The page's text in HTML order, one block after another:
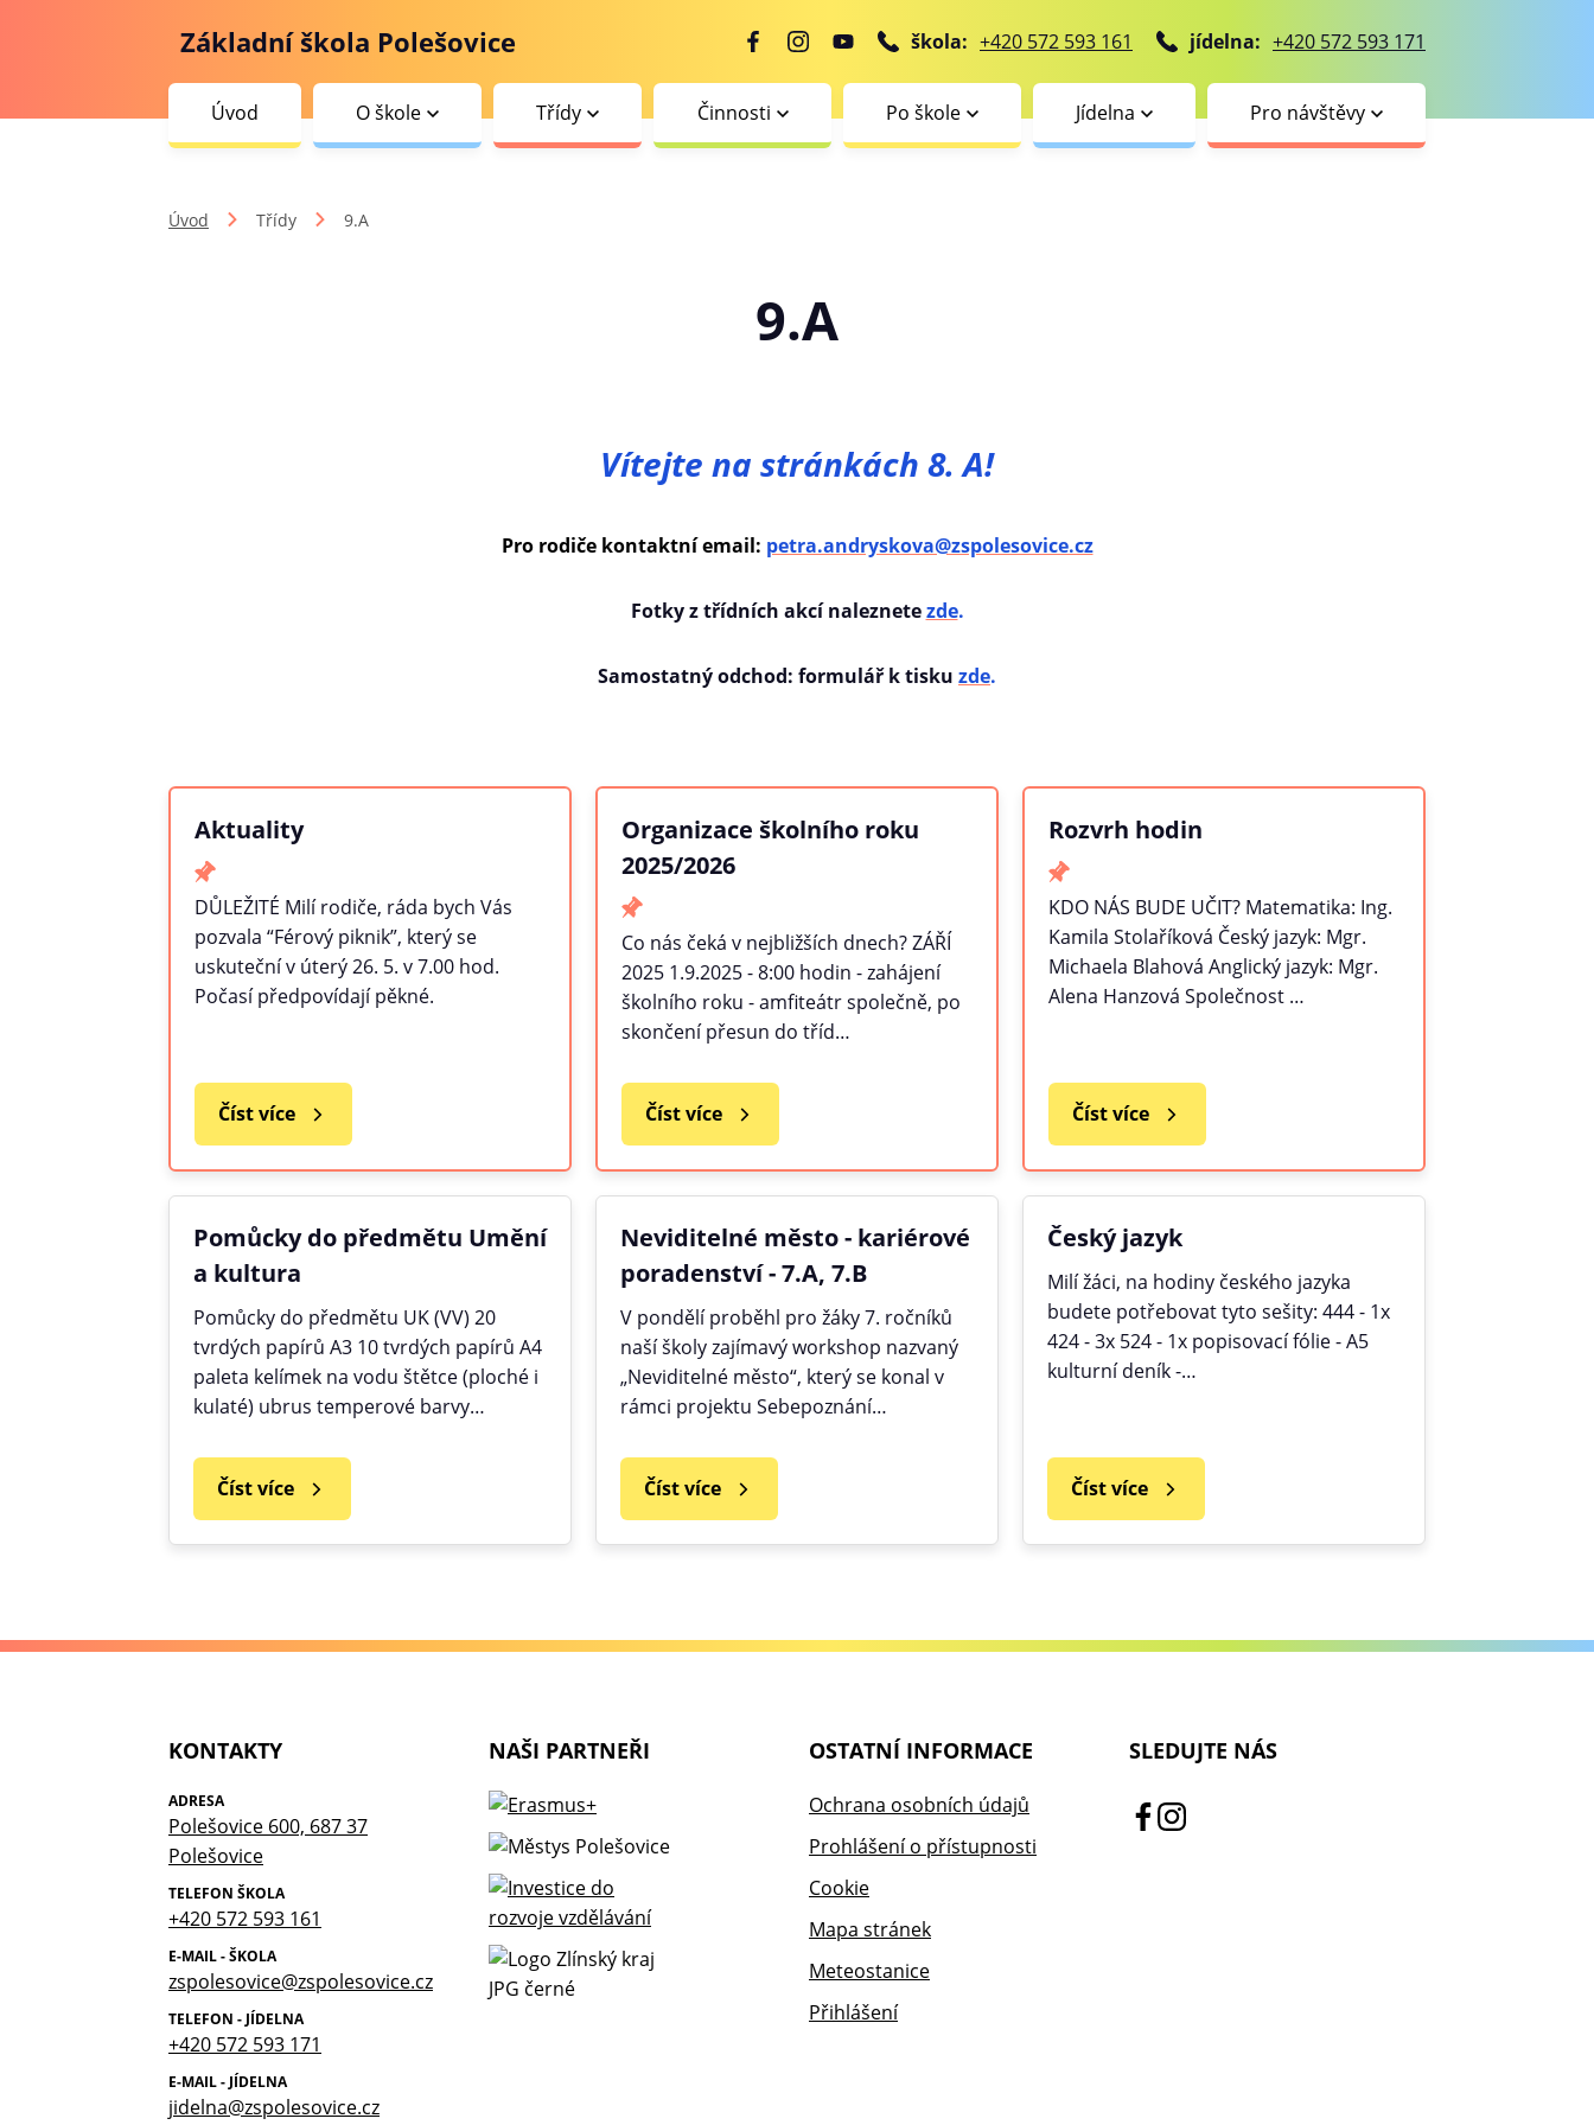
Základní škola Polešovice škola: +420 572 593 161 jídelna: +420 572 593 171
Úvod O škole Třídy Činnosti Po škole Jídelna Pro návštěvy
Úvod Třídy 9.A
9.A
Vítejte na stránkách 8. A!
Pro rodiče kontaktní email: petra.andryskova@zspolesovice.cz
Fotky z třídních akcí naleznetezde.
Samostatný odchod: formulář k tisku zde.
Aktuality
DŮLEŽITÉ Milí rodiče, ráda bych Vás
pozvala “Férový piknik”, který se
uskuteční v úterý 26. 5. v 7.00 hod.
Počasí předpovídají pěkné.
Číst více
Organizace školního roku
2025/2026
Co nás čeká v nejbližších dnech? ZÁŘÍ
2025 1.9.2025 - 8:00 hodin - zahájení
školního roku - amfiteátr společně, po
skončení přesun do tříd…
Číst více
Rozvrh hodin
KDO NÁS BUDE UČIT? Matematika: Ing.
Kamila Stolaříková Český jazyk: Mgr.
Michaela Blahová Anglický jazyk: Mgr.
Alena Hanzová Společnost …
Číst více
Pomůcky do předmětu Umění
a kultura
Pomůcky do předmětu UK (VV) 20
tvrdých papírů A3 10 tvrdých papírů A4
paleta kelímek na vodu štětce (ploché i
kulaté) ubrus temperové barvy…
Číst více
Neviditelné město - kariérové
poradenství - 7.A, 7.B
V pondělí proběhl pro žáky 7. ročníků
naší školy zajímavý workshop nazvaný
„Neviditelné město“, který se konal v
rámci projektu Sebepoznání…
Číst více
Český jazyk
Milí žáci, na hodiny českého jazyka
budete potřebovat tyto sešity: 444 - 1x
424 - 3x 524 - 1x popisovací fólie - A5
kulturní deník -…
Číst více
KONTAKTY
ADRESA
Polešovice 600, 687 37
Polešovice
TELEFON ŠKOLA
+420 572 593 161
E-MAIL - ŠKOLA
zspolesovice@zspolesovice.cz
TELEFON - JÍDELNA
+420 572 593 171
E-MAIL - JÍDELNA
jidelna@zspolesovice.cz
NAŠI PARTNEŘI OSTATNÍ INFORMACE
Ochrana osobních údajů
Prohlášení o přístupnosti
Cookie
Mapa stránek
Meteostanice
Přihlášení
SLEDUJTE NÁS